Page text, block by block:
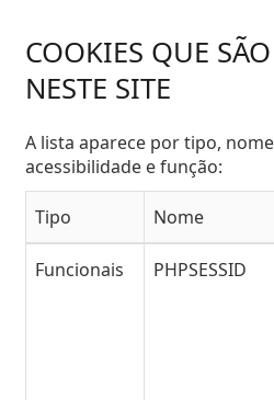
COOKIES QUE
NESTE SITE
A lista aparece por tipo,
acessibilidade e função:
Tipo Nome
Funcionais PHPSESSID